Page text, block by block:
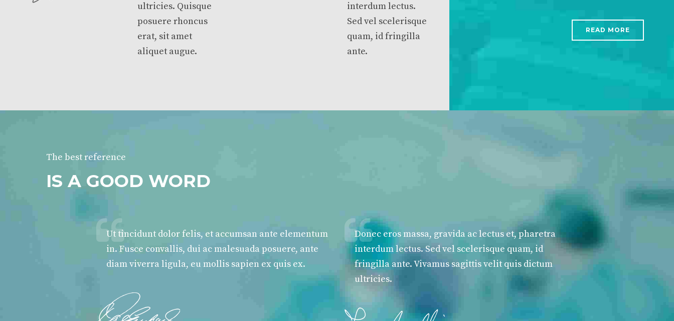
ultricies. Quisque
posuere rhoncus
erat, sit amet
aliquet augue.
interdum lectus.
Sed vel scelerisque
quam, id fringilla
ante.
READ MORE
The best reference
IS A GOOD WORD
Ut tincidunt dolor felis, et accumsan ante elementum
in. Fusce convallis, dui ac malesuada posuere, ante
diam viverra ligula, eu mollis sapien ex quis ex.
Donec eros massa, gravida ac lectus et, pharetra
interdum lectus. Sed vel scelerisque quam, id
fringilla ante. Vivamus sagittis velit quis dictum
ultricies.